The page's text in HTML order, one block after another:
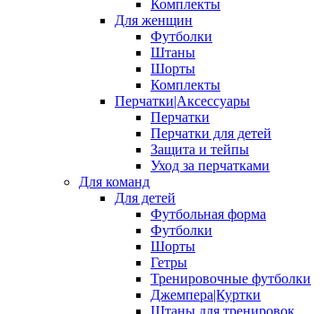
Комплекты
Для женщин
Футболки
Штаны
Шорты
Комплекты
Перчатки|Аксессуары
Перчатки
Перчатки для детей
Защита и тейпы
Уход за перчатками
Для команд
Для детей
Футбольная форма
Футболки
Шорты
Гетры
Тренировочные футболки
Джемпера|Куртки
Штаны для тренировок